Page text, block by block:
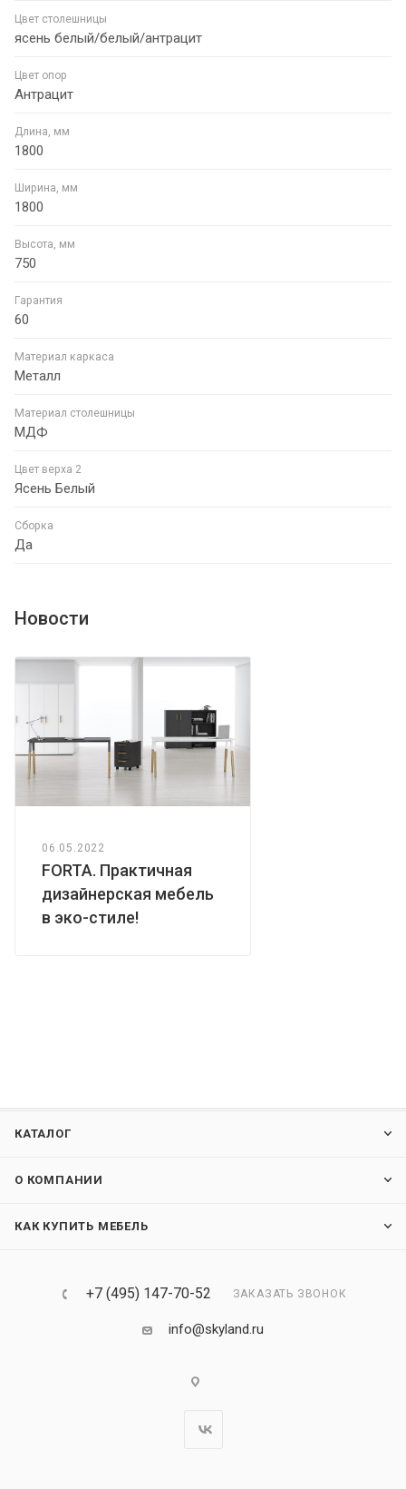
Цвет столешницы
ясень белый/белый/антрацит
Цвет опор
Антрацит
Длина, мм
1800
Ширина, мм
1800
Высота, мм
750
Гарантия
60
Материал каркаса
Металл
Материал столешницы
МДФ
Цвет верха 2
Ясень Белый
Сборка
Да
Новости
06.05.2022
FORTA. Практичная
дизайнерская мебель
в эко-стиле!
КАТАЛОГ
О КОМПАНИИ
КАК КУПИТЬ МЕБЕЛЬ
+7 (495) 147-70-52 ЗАКАЗАТЬ ЗВОНОК
info@skyland.ru